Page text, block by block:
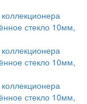
стекло 10мм,
стекло 10мм,
стекло 10мм,